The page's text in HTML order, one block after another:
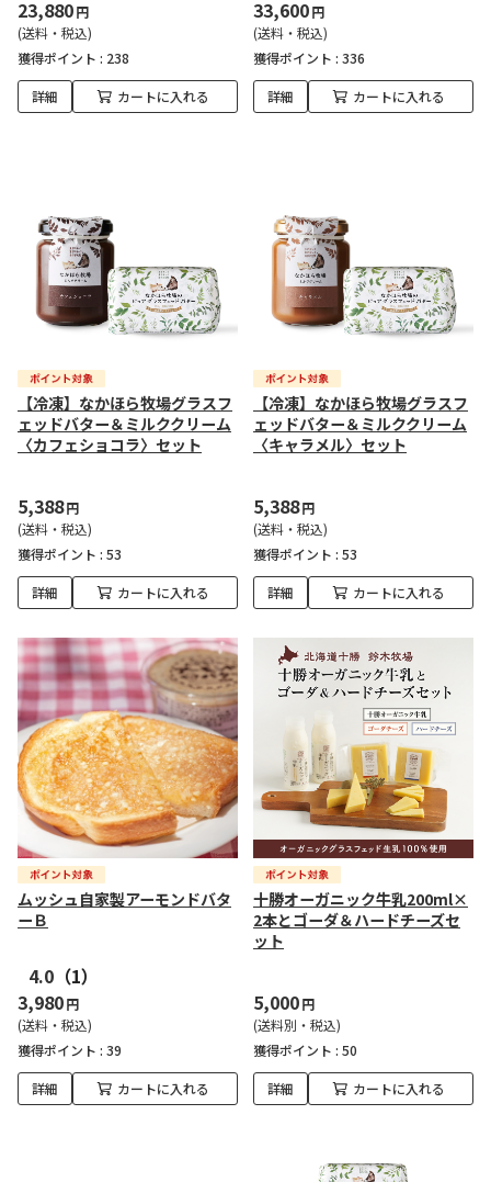
23,880円
(送料・税込)
獲得ポイント : 238
詳細 カートに入れる
33,600円
(送料・税込)
獲得ポイント : 336
詳細 カートに入れる
【冷凍】なかほら牧場グラスフ
ェッドバター＆ミルククリーム
〈カフェショコラ〉セット
5,388円
(送料・税込)
獲得ポイント : 53
詳細 カートに入れる
【冷凍】なかほら牧場グラスフ
ェッドバター＆ミルククリーム
〈キャラメル〉セット
5,388円
(送料・税込)
獲得ポイント : 53
詳細 カートに入れる
ムッシュ自家製アーモンドバタ
ーＢ
4.0 （1）
3,980円
(送料・税込)
獲得ポイント : 39
詳細 カートに入れる
十勝オーガニック牛乳200ml×
2本とゴーダ＆ハードチーズセ
ット
5,000円
(送料別・税込)
獲得ポイント : 50
詳細 カートに入れる